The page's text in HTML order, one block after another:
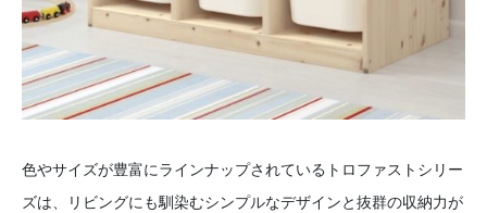
色やサイズが豊富にラインナップされているトロファストシリー
ズは、リビングにも馴染むシンプルなデザインと抜群の収納力が